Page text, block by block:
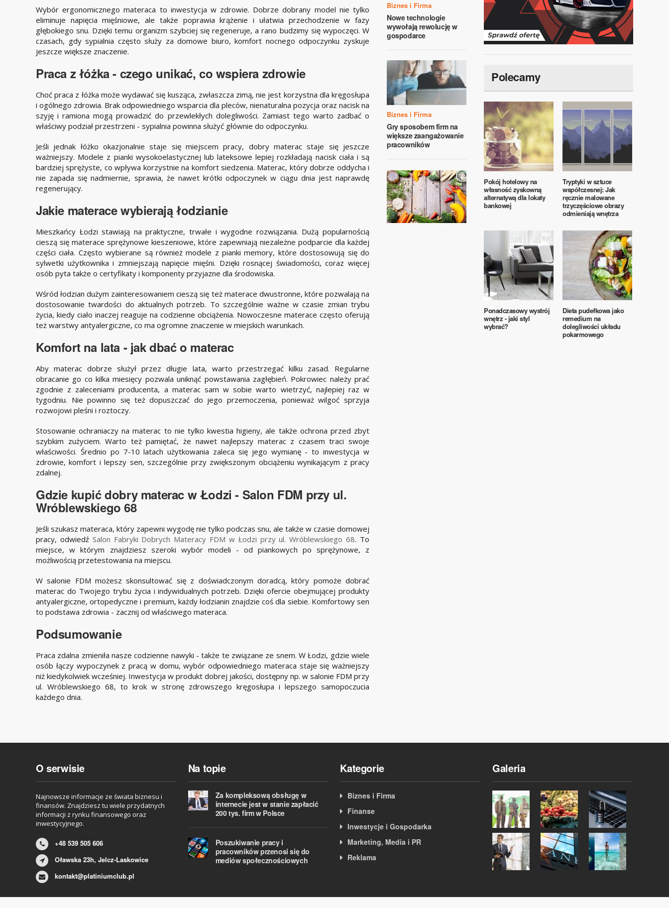
Wybór ergonomicznego materaca to inwestycja w zdrowie. Dobrze dobrany model nie tylko
eliminuje napięcia mięśniowe, ale także poprawia krążenie i ułatwia przechodzenie w fazy
głębokiego snu. Dzięki temu organizm szybciej się regeneruje, a rano budzimy się wypoczęci. W
czasach, gdy sypialnia często służy za domowe biuro, komfort nocnego odpoczynku zyskuje
jeszcze większe znaczenie.
Praca z łóżka - czego unikać, co wspiera zdrowie
Choć praca z łóżka może wydawać się kusząca, zwłaszcza zimą, nie jest korzystna dla kręgosłupa
i ogólnego zdrowia. Brak odpowiedniego wsparcia dla pleców, nienaturalna pozycja oraz nacisk na
szyję i ramiona mogą prowadzić do przewlekłych dolegliwości. Zamiast tego warto zadbać o
właściwy podział przestrzeni - sypialnia powinna służyć głównie do odpoczynku.
Jeśli jednak łóżko okazjonalnie staje się miejscem pracy, dobry materac staje się jeszcze
ważniejszy. Modele z pianki wysokoelastycznej lub lateksowe lepiej rozkładają nacisk ciała i są
bardziej sprężyste, co wpływa korzystnie na komfort siedzenia. Materac, który dobrze oddycha i
nie zapada się nadmiernie, sprawia, że nawet krótki odpoczynek w ciągu dnia jest naprawdę
regenerujący.
Jakie materace wybierają łodzianie
Mieszkańcy Łodzi stawiają na praktyczne, trwałe i wygodne rozwiązania. Dużą popularnością
cieszą się materace sprężynowe kieszeniowe, które zapewniają niezależne podparcie dla każdej
części ciała. Często wybierane są również modele z pianki memory, które dostosowują się do
sylwetki użytkownika i zmniejszają napięcie mięśni. Dzięki rosnącej świadomości, coraz więcej
osób pyta także o certyfikaty i komponenty przyjazne dla środowiska.
Wśród łodzian dużym zainteresowaniem cieszą się też materace dwustronne, które pozwalają na
dostosowanie twardości do aktualnych potrzeb. To szczególnie ważne w czasie zmian trybu
życia, kiedy ciało inaczej reaguje na codzienne obciążenia. Nowoczesne materace często oferują
też warstwy antyalergiczne, co ma ogromne znaczenie w miejskich warunkach.
Komfort na lata - jak dbać o materac
Aby materac dobrze służył przez długie lata, warto przestrzegać kilku zasad. Regularne
obracanie go co kilka miesięcy pozwala uniknąć powstawania zagłębień. Pokrowiec należy prać
zgodnie z zaleceniami producenta, a materac sam w sobie warto wietrzyć, najlepiej raz w
tygodniu. Nie powinno się też dopuszczać do jego przemoczenia, ponieważ wilgoć sprzyja
rozwojowi pleśni i roztoczy.
Stosowanie ochraniaczy na materac to nie tylko kwestia higieny, ale także ochrona przed zbyt
szybkim zużyciem. Warto też pamiętać, że nawet najlepszy materac z czasem traci swoje
właściwości. Średnio po 7-10 latach użytkowania zaleca się jego wymianę - to inwestycja w
zdrowie, komfort i lepszy sen, szczególnie przy zwiększonym obciążeniu wynikającym z pracy
zdalnej.
Gdzie kupić dobry materac w Łodzi - Salon FDM przy ul.
Wróblewskiego 68
Jeśli szukasz materaca, który zapewni wygodę nie tylko podczas snu, ale także w czasie domowej
pracy, odwiedź Salon Fabryki Dobrych Materacy FDM w Łodzi przy ul. Wróblewskiego 68. To
miejsce, w którym znajdziesz szeroki wybór modeli - od piankowych po sprężynowe, z
możliwością przetestowania na miejscu.
W salonie FDM możesz skonsultować się z doświadczonym doradcą, który pomoże dobrać
materac do Twojego trybu życia i indywidualnych potrzeb. Dzięki ofercie obejmującej produkty
antyalergiczne, ortopedyczne i premium, każdy łodzianin znajdzie coś dla siebie. Komfortowy sen
to podstawa zdrowia - zacznij od właściwego materaca.
Podsumowanie
Praca zdalna zmieniła nasze codzienne nawyki - także te związane ze snem. W Łodzi, gdzie wiele
osób łączy wypoczynek z pracą w domu, wybór odpowiedniego materaca staje się ważniejszy
niż kiedykolwiek wcześniej. Inwestycja w produkt dobrej jakości, dostępny np. w salonie FDM przy
ul. Wróblewskiego 68, to krok w stronę zdrowszego kręgosłupa i lepszego samopoczucia
każdego dnia.
Biznes i Firma
Nowe technologie
wywołają rewolucję w
gospodarce
Biznes i Firma
Gry sposobem firm na
większe zaangażowanie
pracowników
Polecamy
Pokój hotelowy na
własność zyskowną
alternatywą dla lokaty
bankowej
Tryptyki w sztuce
współczesnej: Jak
ręcznie malowane
trzyczęściowe obrazy
odmieniają wnętrza
Ponadczasowy wystrój
wnętrz - jaki styl
wybrać?
Dieta pudełkowa jako
remedium na
dolegliwości układu
pokarmowego
O serwisie
Najnowsze informacje ze świata biznesu i
finansów. Znajdziesz tu wiele przydatnych
informacji z rynku finansowego oraz
inwestycyjnego.
+48 539 505 606
Oławska 23h, Jelcz-Laskowice
kontakt@platiniumclub.pl
Na topie
Za kompleksową obsługę w
internecie jest w stanie zapłacić
200 tys. firm w Polsce
Poszukiwanie pracy i
pracowników przenosi się do
mediów społecznościowych
Kategorie
Biznes i Firma
Finanse
Inwestycje i Gospodarka
Marketing, Media i PR
Reklama
Galeria